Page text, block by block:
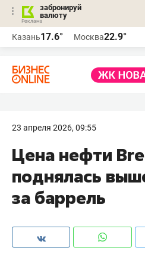
забронируй
валюту
Казань17.6° Москва22.9°
23 апреля 2026, 09:55
Цена нефти
поднялась
за баррель